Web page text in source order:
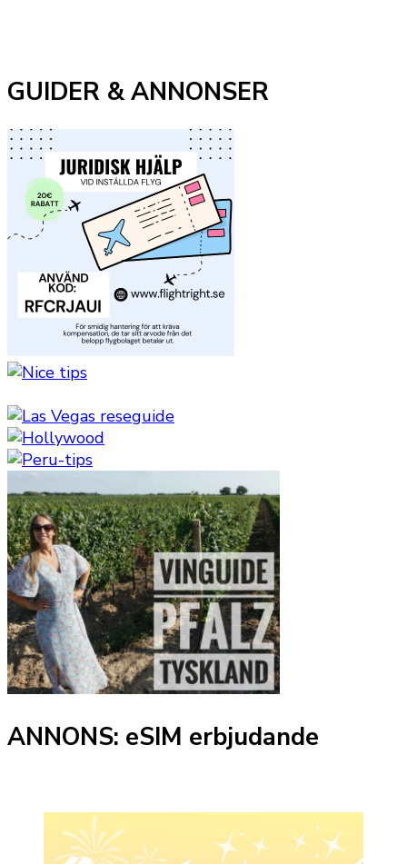
GUIDER & ANNONSER
ANNONS: eSIM erbjudande